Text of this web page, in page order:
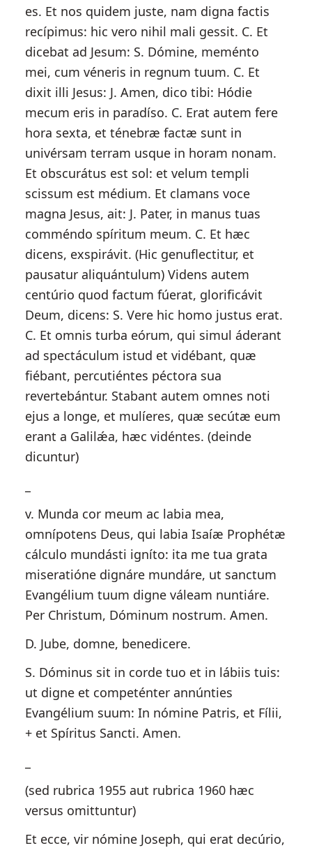
es. Et nos quidem juste, nam digna factis
recípimus: hic vero nihil mali gessit. C. Et
dicebat ad Jesum: S. Dómine, meménto
mei, cum véneris in regnum tuum. C. Et
dixit illi Jesus: J. Amen, dico tibi: Hódie
mecum eris in paradíso. C. Erat autem fere
hora sexta, et ténebræ factæ sunt in
univérsam terram usque in horam nonam.
Et obscurátus est sol: et velum templi
scissum est médium. Et clamans voce
magna Jesus, ait: J. Pater, in manus tuas
comméndo spíritum meum. C. Et hæc
dicens, exspirávit. (Hic genuflectitur, et
pausatur aliquántulum) Videns autem
centúrio quod factum fúerat, glorificávit
Deum, dicens: S. Vere hic homo justus erat.
C. Et omnis turba eórum, qui simul áderant
ad spectáculum istud et vidébant, quæ
fiébant, percutiéntes péctora sua
revertebántur. Stabant autem omnes noti
ejus a longe, et mulíeres, quæ secútæ eum
erant a Galilǽa, hæc vidéntes. (deinde
dicuntur)
v. Munda cor meum ac labia mea,
omnípotens Deus, qui labia Isaíæ Prophétæ
cálculo mundásti igníto: ita me tua grata
miseratióne dignáre mundáre, ut sanctum
Evangélium tuum digne váleam nuntiáre.
Per Christum, Dóminum nostrum. Amen.
D. Jube, domne, benedicere.
S. Dóminus sit in corde tuo et in lábiis tuis:
ut digne et competénter annúnties
Evangélium suum: In nómine Patris, et Fílii,
+ et Spíritus Sancti. Amen.
(sed rubrica 1955 aut rubrica 1960 hæc
versus omittuntur)
Et ecce, vir nómine Joseph, qui erat decúrio,